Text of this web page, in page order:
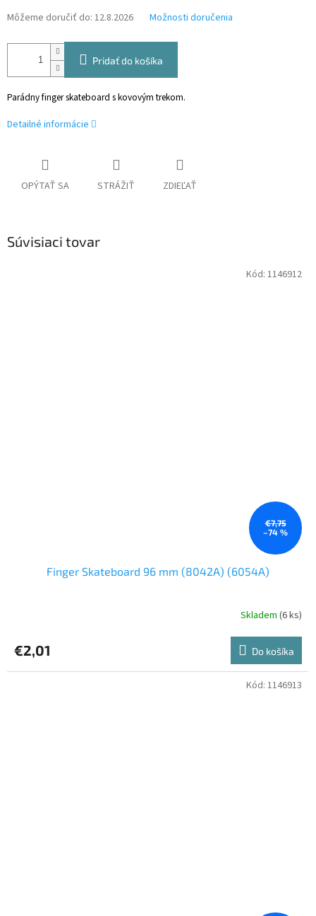
Môžeme doručiť do: 12.8.2026 Možnosti doručenia
Pridať do košíka
Parádny finger skateboard s kovovým trekom.
Detailné informácie
OPÝTAŤ SA STRÁŽIŤ ZDIEĽAŤ
Súvisiaci tovar
€7,75
–74 %
Finger Skateboard 96 mm (8042A) (6054A)
Skladem (6 ks)
€2,01 Do košíka
Kód: 1146912
Kód: 1146913